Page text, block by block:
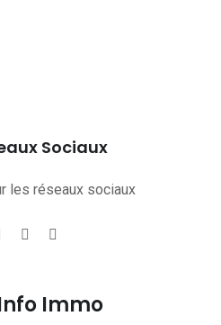
Sociaux
les réseaux sociaux
Immo